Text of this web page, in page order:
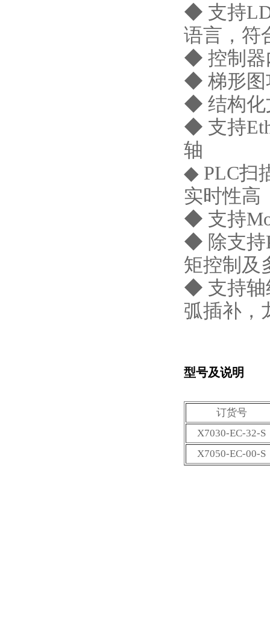
◆ 支持LD
语言，符
◆ 控制器
◆ 梯形图
◆ 结构化
◆ 支持
轴
◆ PLC扫
实时性高
◆ 支持
◆ 除支持
矩控制及
◆ 支持轴
弧插补，
型号及说明
订货号
X7030-EC-32-S
X7050-EC-00-S